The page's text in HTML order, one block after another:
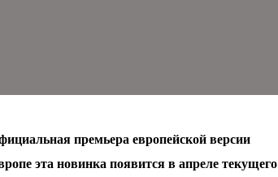
премьера европейской версии
эта новинка появится в апреле текущего